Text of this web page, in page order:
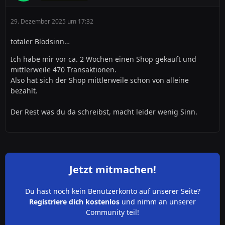
Odrer will mir einer sagen, dass Materialien die nix
Vielleicht ist es ja Sinn hier ausgehöhlte Grundstücke an
über 300 Steine abbauen müssen um nen Dollar zu
erhalten.
Und nein Bega25 du triffst hier ins Schwarze wenn du
lg und frohe Weihnachten
29. Dezember 2025 um 17:32
totaler Blödsinn…
Ich habe mir vor ca. 2 Wochen einen Shop gekauft und
mittlerweile 470 Transaktionen.
Also hat sich der Shop mittlerweile schon von alleine
bezahlt.
Der Rest was du da schreibst, macht leider wenig Sinn.
Jetzt mitmachen!
Du hast noch kein Benutzerkonto auf unserer Seite?
Registriere dich kostenlos und nimm an unserer
Community teil!